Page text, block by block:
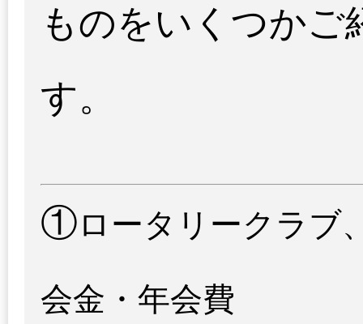
ものをいくつかご
す。
①ロータリークラブ
会金・年会費